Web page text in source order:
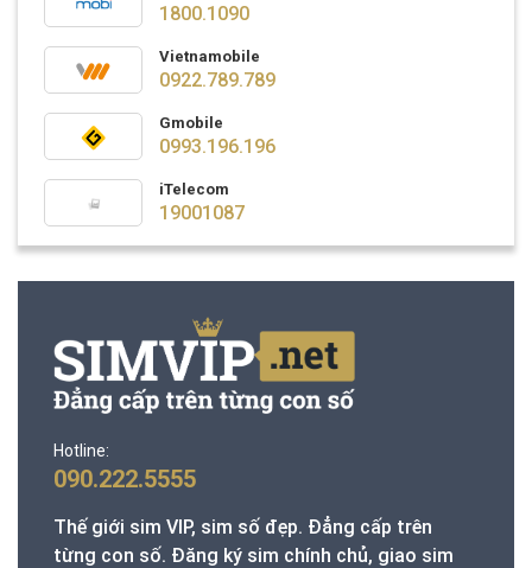
1800.1090
Vietnamobile
0922.789.789
Gmobile
0993.196.196
iTelecom
19001087
Hotline:
090.222.5555
Thế giới sim VIP, sim số đẹp. Đẳng cấp trên
từng con số. Đăng ký sim chính chủ, giao sim